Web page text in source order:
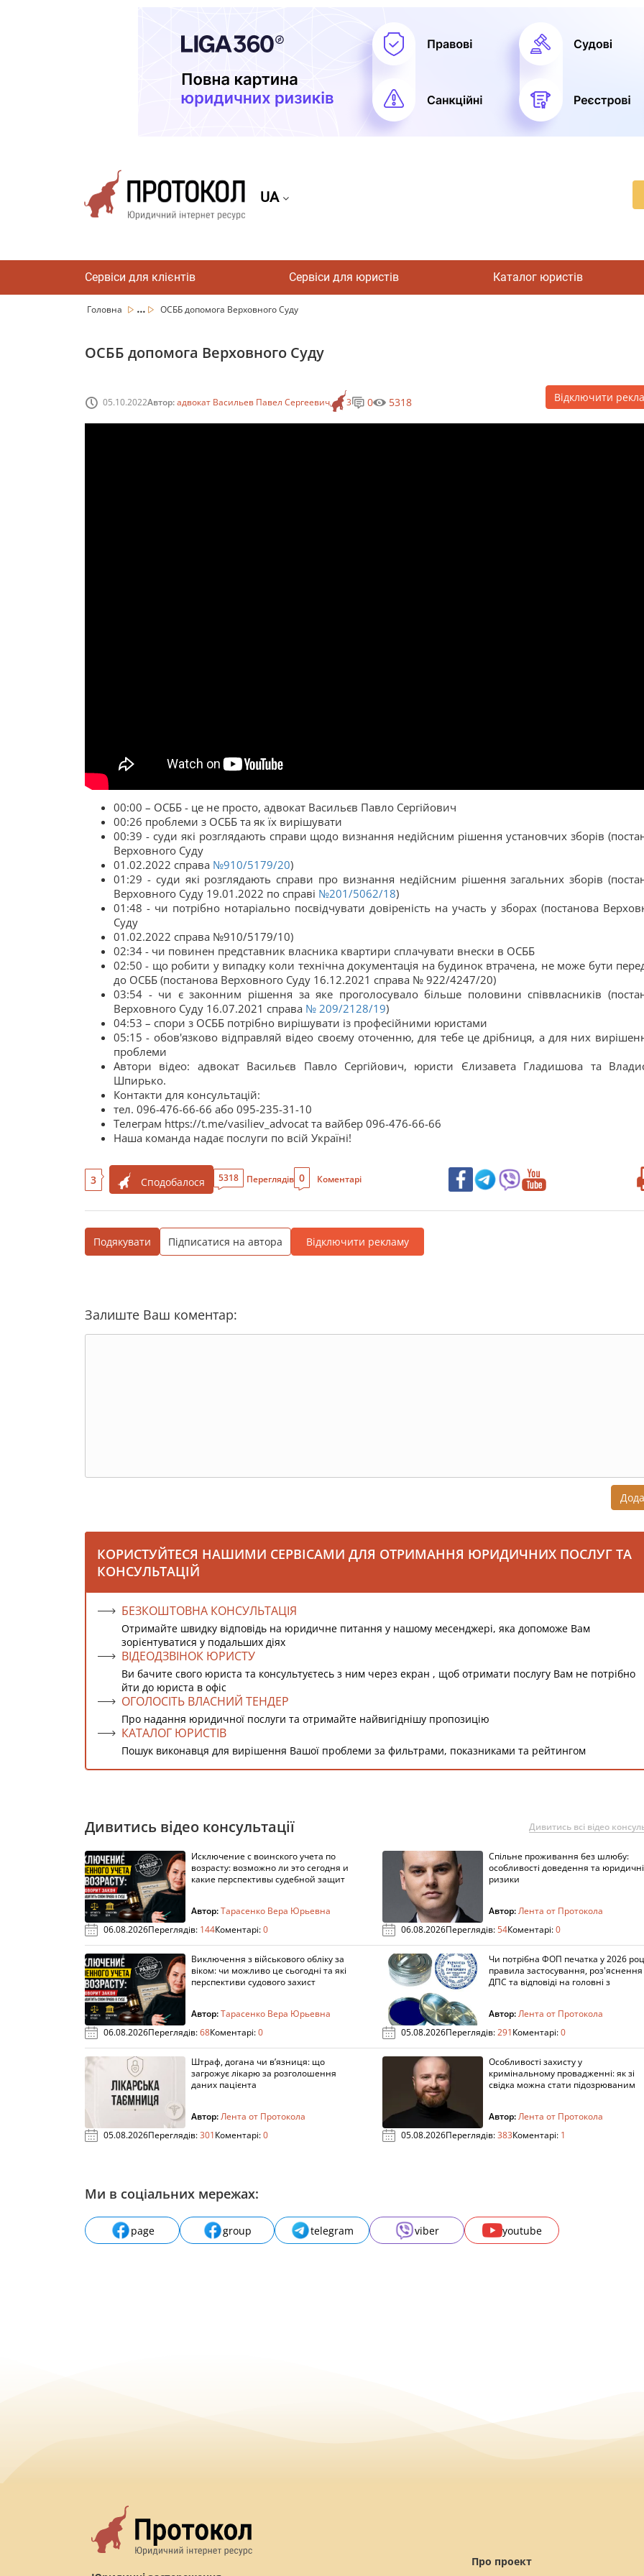
UA
Сервіси для клієнтів Сервіси для юристів Каталог юристів
Головна ... ОСББ допомога Верховного Суду
ОСББ допомога Верховного Суду
05.10.2022Автор:адвокат Васильев Павел Сергеевич 3 0 5318 Відключити
00:00 – ОСББ - це не просто, адвокат Васильєв Павло Сергійович
00:26 проблеми з ОСББ та як їх вирішувати
00:39 - суди які розглядають справи щодо визнання недійсним рішення установчих зборів
Верховного Суду
01.02.2022 справа №910/5179/20)
01:29 - суди які розглядають справи про визнання недійсним рішення загальних зборів
Верховного Суду 19.01.2022 по справі №201/5062/18)
01:48 - чи потрібно нотаріально посвідчувати довіреність на участь у зборах (постанова
Суду
01.02.2022 справа №910/5179/10)
02:34 - чи повинен представник власника квартири сплачувати внески в ОСББ
02:50 - що робити у випадку коли технічна документація на будинок втрачена, не може бути
до ОСББ (постанова Верховного Суду 16.12.2021 справа № 922/4247/20)
03:54 - чи є законним рішення за яке проголосувало більше половини співвласників
Верховного Суду 16.07.2021 справа № 209/2128/19)
04:53 – спори з ОСББ потрібно вирішувати із професійними юристами
05:15 - обов'язково відправляй відео своєму оточенню, для тебе це дрібниця, а для них
проблеми
Автори відео: адвокат Васильєв Павло Сергійович, юристи Єлизавета Гладишова та
Шпирько.
Контакти для консультацій:
тел. 096-476-66-66 або 095-235-31-10
Телеграм https://t.me/vasiliev_advocat та вайбер 096-476-66-66
Наша команда надає послуги по всій Україні!
3 Сподобалося 5318 Переглядів 0 Коментарі
Подякувати Підписатися на автора Відключити рекламу
Залиште Ваш коментар:
КОРИСТУЙТЕСЯ НАШИМИ СЕРВІСАМИ ДЛЯ ОТРИМАННЯ ЮРИДИЧНИХ ПОСЛУГ ТА
КОНСУЛЬТАЦІЙ
БЕЗКОШТОВНА КОНСУЛЬТАЦІЯ
Отримайте швидку відповідь на юридичне питання у нашому месенджері, яка допоможе Вам
зорієнтуватися у подальших діях
ВІДЕОДЗВІНОК ЮРИСТУ
Ви бачите свого юриста та консультуєтесь з ним через екран , щоб отримати послугу Вам не потрібно
йти до юриста в офіс
ОГОЛОСІТЬ ВЛАСНИЙ ТЕНДЕР
Про надання юридичної послуги та отримайте найвигіднішу пропозицію
КАТАЛОГ ЮРИСТІВ
Пошук виконавця для вирішення Вашої проблеми за фильтрами, показниками та рейтингом
Дивитись відео консультації Дивитись всі відео
Исключение с воинского учета по
возрасту: возможно ли это сегодня и
какие перспективы судебной защит
Автор:Тарасенко Вера Юрьевна
06.08.2026Переглядів: 144Коментарі:0
Спільне проживання без шлюбу:
особливості доведення та юридичні
ризики
Автор:Лента от Протокола
06.08.2026Переглядів:54Коментарі:0
Виключення з військового обліку за
віком: чи можливо це сьогодні та які
перспективи судового захист
Автор:Тарасенко Вера Юрьевна
06.08.2026Переглядів:68Коментарі:0
Чи потрібна ФОП печатка у 2026
правила застосування, роз'яснення
ДПС та відповіді на головні з
Автор:Лента от Протокола
05.08.2026Переглядів:291Коментарі:0
Штраф, догана чи в’язниця: що
загрожує лікарю за розголошення
даних пацієнта
Автор:Лента от Протокола
05.08.2026Переглядів:301Коментарі:0
Особливості захисту у
кримінальному провадженні: як зі
свідка можна стати підозрюваним
Автор:Лента от Протокола
05.08.2026Переглядів:383Коментарі: 1
Ми в соціальних мережах:
page group telegram viber youtube
Про проект